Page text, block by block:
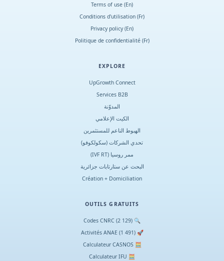
Terms of use (En)
Conditions d'utilisation (Fr)
Privacy policy (En)
Politique de confidentialité (Fr)
EXPLORE
UpGrowth Connect
Services B2B
المدوّنة
الكيت الإعلامي
الهبوط الناعم للمستثمرين
تحدي الشركات (سكولكوفو)
ممر روسيا (IVF RT)
البحث عن ستارتابات جزائرية
Création + Domiciliation
OUTILS GRATUITS
🔍 Codes CNRC (2 129)
🚀 Activités ANAE (1 491)
🧮 Calculateur CASNOS
🧮 Calculateur IFU